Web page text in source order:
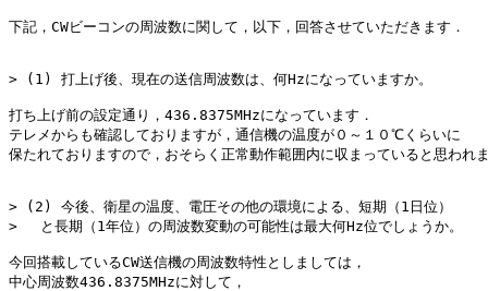
下記，CWビーコンの周波数に関して，以下，回答させていただきます．
> (1) 打上げ後、現在の送信周波数は、何Hzになっていますか。
打ち上げ前の設定通り，436.8375MHzになっています．
テレメからも確認しておりますが，通信機の温度が０～１０℃くらいに
保たれておりますので，おそらく正常動作範囲内に収まっていると思われ
> (2) 今後、衛星の温度、電圧その他の環境による、短期（1日位）
> 　と長期（1年位）の周波数変動の可能性は最大何Hz位でしょうか。
今回搭載しているCW送信機の周波数特性としましては，
中心周波数436.8375MHzに対して，